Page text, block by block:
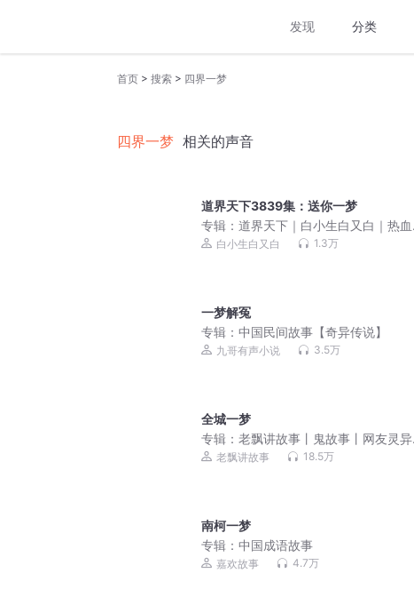
发现 分类
首页 > 搜索 > 四界一梦
四界一梦 相关的声音
道界天下3839集：送你一梦
专辑： 道界天下｜白小生白又白｜热血
逆袭&修仙玄幻
白小生白又白 1.3万
一梦解冤
专辑： 中国民间故事【奇异传说】
九哥有声小说 3.5万
全城一梦
专辑： 老飘讲故事丨鬼故事丨网友灵异
经历老飘讲故事 18.5万
南柯一梦
专辑： 中国成语故事
嘉欢故事 4.7万